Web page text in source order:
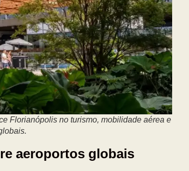
Florianópolis no turismo, mobilidade aérea e
aeroportos globais